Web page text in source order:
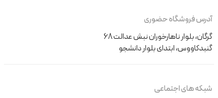
آدرس فروشگاه حضوری
گرگان، بلوار ناهارخوران نبش عدالت 68
گنبدکاووس، ابتدای بلوار دانشجو
شبکه های اجتماعی